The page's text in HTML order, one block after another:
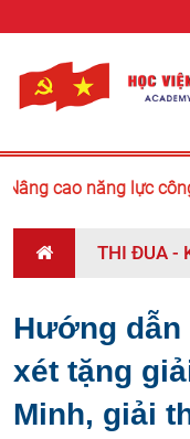
cao năng lực
THI ĐUA -
Hướng dẫn
xét tặng
Minh, giải